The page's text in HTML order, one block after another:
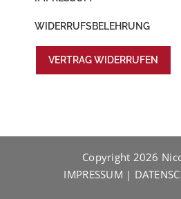
WIDERRUFSBELEHRUNG
VERTRAG WIDERRUFEN
Copyright 2026
IMPRESSUM |